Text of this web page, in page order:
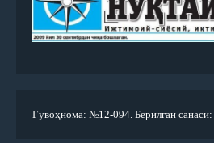
Гувоҳнома: №12-094. Берилган